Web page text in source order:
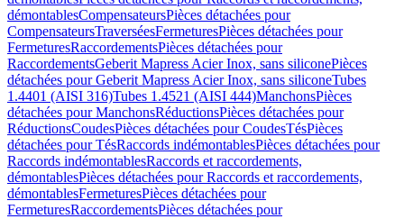
démontablesCompensateursPièces détachées pour
CompensateursTraverséesFermeturesPièces détachées pour
FermeturesRaccordementsPièces détachées pour
RaccordementsGeberit Mapress Acier Inox, sans siliconePièces
détachées pour Geberit Mapress Acier Inox, sans siliconeTubes
1.4401 (AISI 316)Tubes 1.4521 (AISI 444)ManchonsPièces
détachées pour ManchonsRéductionsPièces détachées pour
RéductionsCoudesPièces détachées pour CoudesTésPièces
détachées pour TésRaccords indémontablesPièces détachées pour
Raccords indémontablesRaccords et raccordements,
démontablesPièces détachées pour Raccords et raccordements,
démontablesFermeturesPièces détachées pour
FermeturesRaccordementsPièces détachées pour